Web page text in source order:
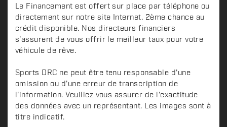
Le Financement est offert sur place par téléphone ou
directement sur notre site Internet. 2ème chance au
crédit disponible. Nos directeurs financiers
s'assurent de vous offrir le meilleur taux pour votre
véhicule de rêve.
Sports DRC ne peut être tenu responsable d'une
omission ou d'une erreur de transcription de
l'information. Veuillez vous assurer de l'exactitude
des données avec un représentant. Les images sont à
titre indicatif.